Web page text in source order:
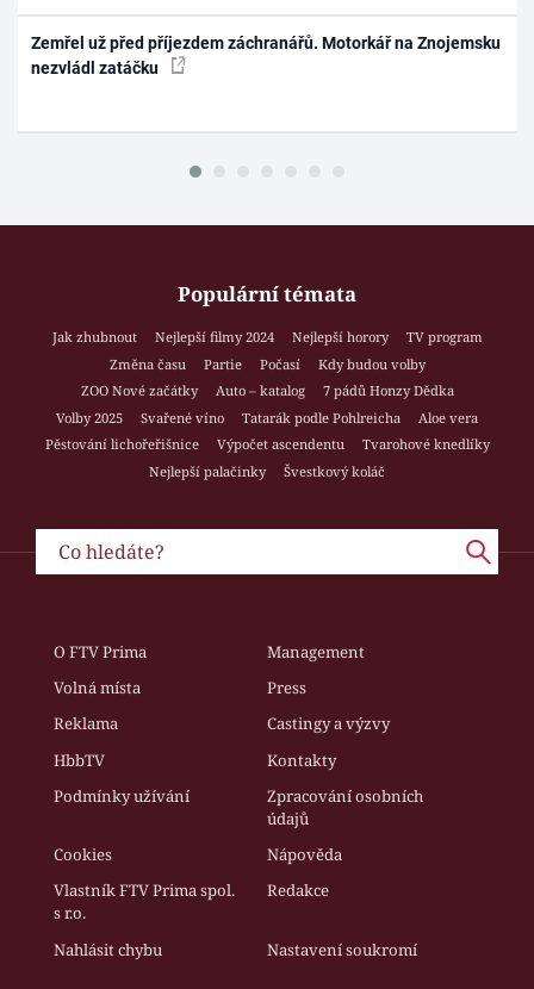
Zemřel už před příjezdem záchranářů. Motorkář na Znojemsku
nezvládl zatáčku
Populární témata
Jak zhubnout Nejlepší filmy 2024 Nejlepší horory
TV program
Změna času
Partie Počasí
Kdy budou volby
ZOO Nové začátky
Auto – katalog
7 pádů Honzy Dědka
Volby 2025
Svařené víno Tatarák podle Pohlreicha
Aloe vera
Pěstování lichořeřišnice
Výpočet ascendentu
Tvarohové knedlíky
Nejlepší palačinky
Švestkový koláč
O FTV Prima
Management
Volná místa
Press
Reklama
Castingy a výzvy
HbbTV
Kontakty
Podmínky užívání
Zpracování osobních
údajů
Cookies
Nápověda
Vlastník FTV Prima spol.
s r.o.
Redakce
Nahlásit chybu Nastavení soukromí